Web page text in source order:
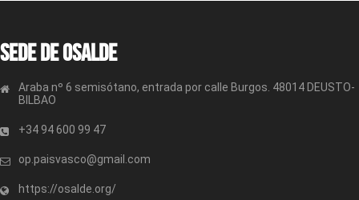
Sede de OSALDE
Araba nº 6 semisótano, entrada por calle Burgos. 48014 DEUSTO-
BILBAO
+34 94 600 99 47
op.paisvasco@gmail.com
https://osalde.org/